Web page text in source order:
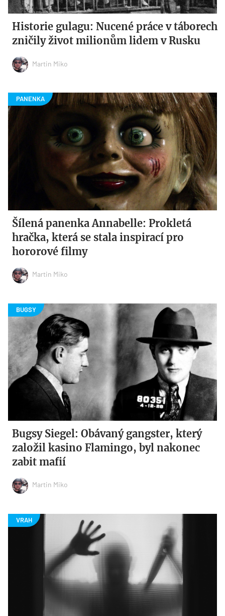
Historie gulagu: Nucené práce v táborech
zničily život milionům lidem v Rusku
Martin Miko
Šílená panenka Annabelle: Prokletá
hračka, která se stala inspirací pro
hororové filmy
Martin Miko
Bugsy Siegel: Obávaný gangster, který
založil kasino Flamingo, byl nakonec
zabit mafií
Martin Miko